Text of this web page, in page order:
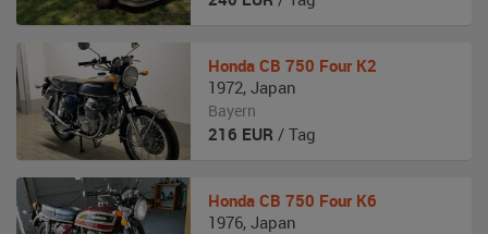
Honda CB 750 Four K2
1972, Japan
Bayern
216 EUR / Tag
Honda CB 750 Four K6
1976, Japan